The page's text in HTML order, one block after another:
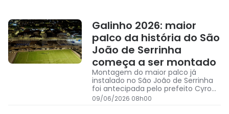
Galinho 2026: maior
palco da história do São
João de Serrinha
começa a ser montado
Montagem do maior palco já
instalado no São João de Serrinha
foi antecipada pelo prefeito Cyro
Novais em publicação nas redes
sociais
09/06/2026 08h00